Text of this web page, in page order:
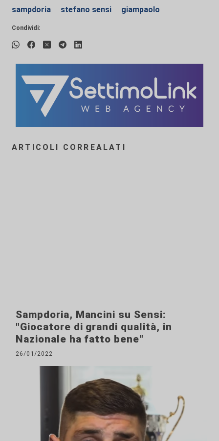
sampdoria stefano sensi giampaolo
Condividi:
ARTICOLI CORREALATI
Sampdoria, Mancini su Sensi:
"Giocatore di grandi qualità, in
Nazionale ha fatto bene"
26/01/2022